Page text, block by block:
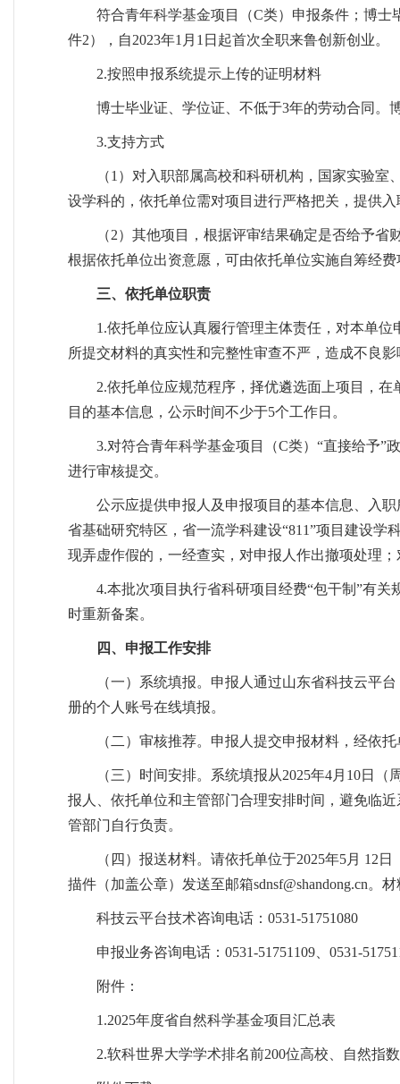
符合青年科学基金项目（C类）申报条件；博
件2），自2023年1月1日起首次全职来鲁创新创业。
2.按照申报系统提示上传的证明材料
博士毕业证、学位证、不低于3年的劳动合同。
3.支持方式
（1）对入职部属高校和科研机构，国家实验
设学科的，依托单位需对项目进行严格把关，提供
（2）其他项目，根据评审结果确定是否给予
根据依托单位出资意愿，可由依托单位实施自筹经
三、依托单位职责
1.依托单位应认真履行管理主体责任，对本单
所提交材料的真实性和完整性审查不严，造成不良
2.依托单位应规范程序，择优遴选面上项目，
目的基本信息，公示时间不少于5个工作日。
3.对符合青年科学基金项目（C类）“直接给予”
进行审核提交。
公示应提供申报人及申报项目的基本信息、入
省基础研究特区，省一流学科建设“811”项目建设
现弄虚作假的，一经查实，对申报人作出撤项处理
4.本批次项目执行省科研项目经费“包干制”有
时重新备案。
四、申报工作安排
（一）系统填报。申报人通过山东省科技云平
册的个人账号在线填报。
（二）审核推荐。申报人提交申报材料，经依
（三）时间安排。系统填报从2025年4月10日
报人、依托单位和主管部门合理安排时间，避免临
管部门自行负责。
（四）报送材料。请依托单位于2025年5月 12
描件（加盖公章）发送至邮箱sdnsf@shandong.cn。
科技云平台技术咨询电话：0531-51751080
申报业务咨询电话：0531-51751109、0531-
附件：
1.2025年度省自然科学基金项目汇总表
2.软科世界大学学术排名前200位高校、自然指